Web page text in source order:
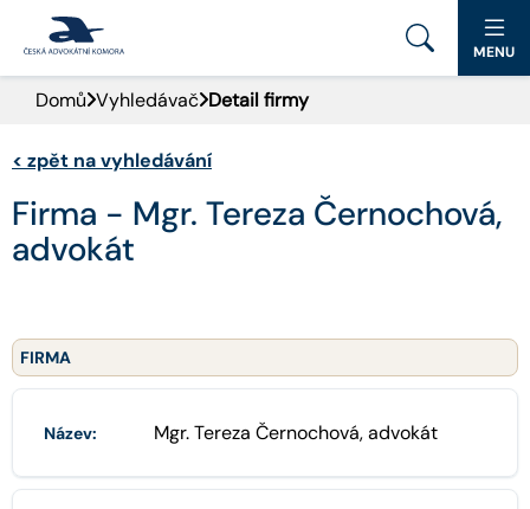
PORTÁL ČAK
DOMŮ
AKTUALITY
PRO VEŘEJNOST
MENU
Domů Vyhledávač Detail firmy
< zpět na vyhledávání
Firma - Mgr. Tereza Černochová,
advokát
FIRMA
Název: Mgr. Tereza Černochová, advokát